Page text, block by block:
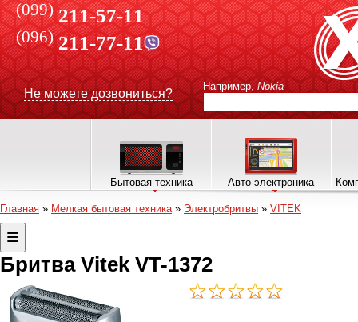
(099) 211-57-11
(096)211-77-11
Не можете дозвониться?
Например, Nokia
Бытовая техника Авто-электроника
Главная » Мелкая бытовая техника» Электробритвы » VITEK
Бритва Vitek VT-1372